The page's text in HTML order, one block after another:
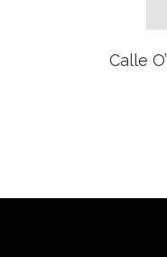
Calle